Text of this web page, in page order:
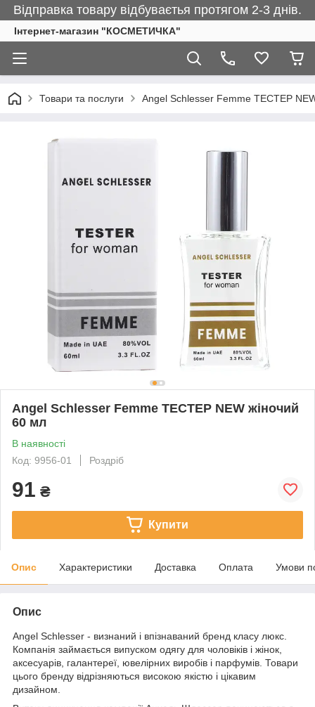
Відправка товару відбуваєтья протягом 2-3 днів.
Інтернет-магазин "КОСМЕТИЧКА"
Товари та послуги Angel Schlesser Femme ТЕСТЕР
Angel Schlesser Femme ТЕСТЕР NEW жіночий
60 мл
В наявності
Код: 9956-01
Роздріб
91 ₴
Купити
Опис Характеристики Доставка Оплата Умови
Опис
Angel Schlesser - визнаний і впізнаваний бренд класу люкс.
Компанія займається випуском одягу для чоловіків і жінок,
аксесуарів, галантереї, ювелірних виробів і парфумів. Товари
цього бренду відрізняються високою якістю і цікавим
дизайном.